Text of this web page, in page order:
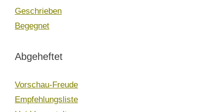
Geschrieben
Begegnet
Abgeheftet
Vorschau-Freude
Empfehlungsliste